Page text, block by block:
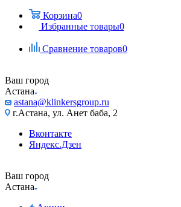
Корзина0
Избранные товары0
Сравнение товаров0
Ваш город
Астана
astana@klinkersgroup.ru
г.Астана, ул. Анет баба, 2
Вконтакте
Яндекс.Дзен
Ваш город
Астана